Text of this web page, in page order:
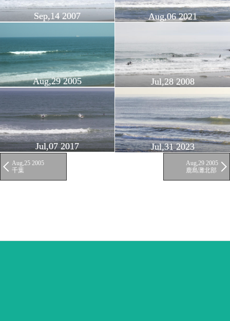
Sep,14 2007 Aug,06 2021
Aug,29 2005 Jul,28 2008
Jul,07 2017 Jul,31 2023
Aug,25 2005
千葉
Aug,29 2005
鹿島灘北部